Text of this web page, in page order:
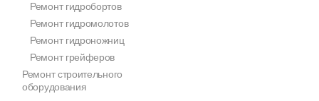
Ремонт гидробортов
Ремонт гидромолотов
Ремонт гидроножниц
Ремонт грейферов
Ремонт строительного
оборудования